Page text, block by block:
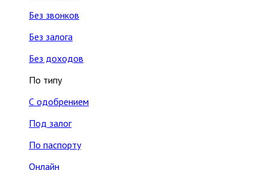
Без звонков
Без залога
Без доходов
По типу
С одобрением
Под залог
По паспорту
Онлайн